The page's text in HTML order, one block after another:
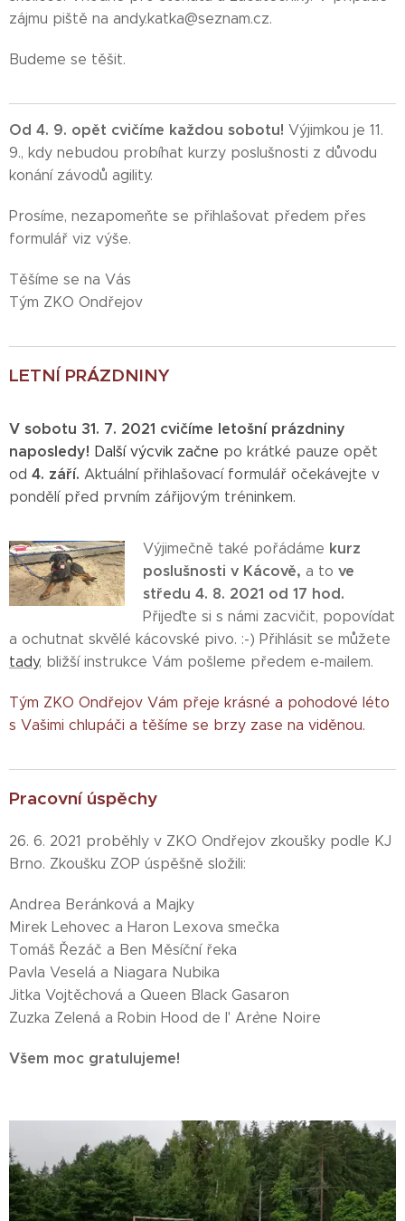
zájmu piště na andy.katka@seznam.cz.
Budeme se těšit.
Od 4. 9. opět cvičíme každou sobotu! Výjimkou je 11.
9., kdy nebudou probíhat kurzy poslušnosti z důvodu
konání závodů agility.
Prosíme, nezapomeňte se přihlašovat předem přes
formulář viz výše.
Těšíme se na Vás
Tým ZKO Ondřejov
LETNÍ PRÁZDNINY
V sobotu 31. 7. 2021 cvičíme letošní prázdniny
naposledy! Další výcvik začne po krátké pauze opět
od 4. září. Aktuální přihlašovací formulář očekávejte v
pondělí před prvním zářijovým tréninkem.
Výjimečně také pořádáme kurz
poslušnosti v Kácově, a to ve
středu 4. 8. 2021 od 17 hod.
Přijeďte si s námi zacvičit, popovídat
a ochutnat skvělé kácovské pivo. :-) Přihlásit se můžete
tady, bližší instrukce Vám pošleme předem e-mailem.
Tým ZKO Ondřejov Vám přeje krásné a pohodové léto
s Vašimi chlupáči a těšíme se brzy zase na viděnou.
Pracovní úspěchy
26. 6. 2021 proběhly v ZKO Ondřejov zkoušky podle KJ
Brno. Zkoušku ZOP úspěšně složili:
Andrea Beránková a Majky
Mirek Lehovec a Haron Lexova smečka
Tomáš Řezáč a Ben Měsíční řeka
Pavla Veselá a Niagara Nubika
Jitka Vojtěchová a Queen Black Gasaron
Zuzka Zelená a Robin Hood de l' Arène Noire
Všem moc gratulujeme!